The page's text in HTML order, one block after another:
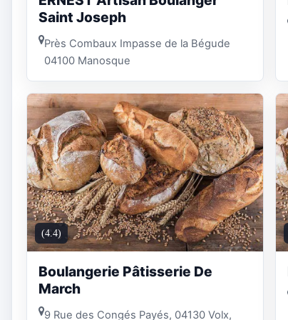
Saint Joseph
Près Combaux Impasse de la Bégude
04100 Manosque
(4.4)
Boulangerie Pâtisserie De
March
9 Rue des Congés Payés, 04130 Volx,